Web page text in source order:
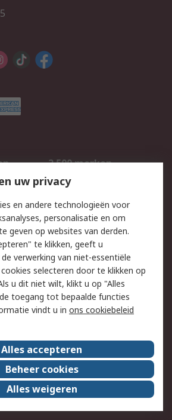
2.500 merken
Inkoopoplossingen
Email veiligheid
Websitevoorwaarden
Over ons
Werken bij RS
uw privacy
en andere technologieën voor
personalisatie en om
geven op websites van derden.
te klikken, geeft u
verwerking van niet-essentiële
selecteren door te klikken op
u dit niet wilt, klikt u op "Alles
toegang tot bepaalde functies
vindt u in ons cookiebeleid
Alles accepteren
Beheer cookies
Alles weigeren